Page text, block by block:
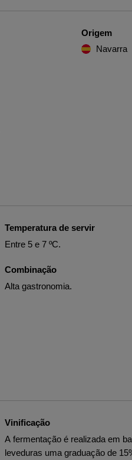
Origem
Navarra
Temperatura de servir
Entre 5 e 7 ºC.
Combinação
Alta gastronomia.
Vinificação
A fermentação é realizada em
leveduras uma graduação de